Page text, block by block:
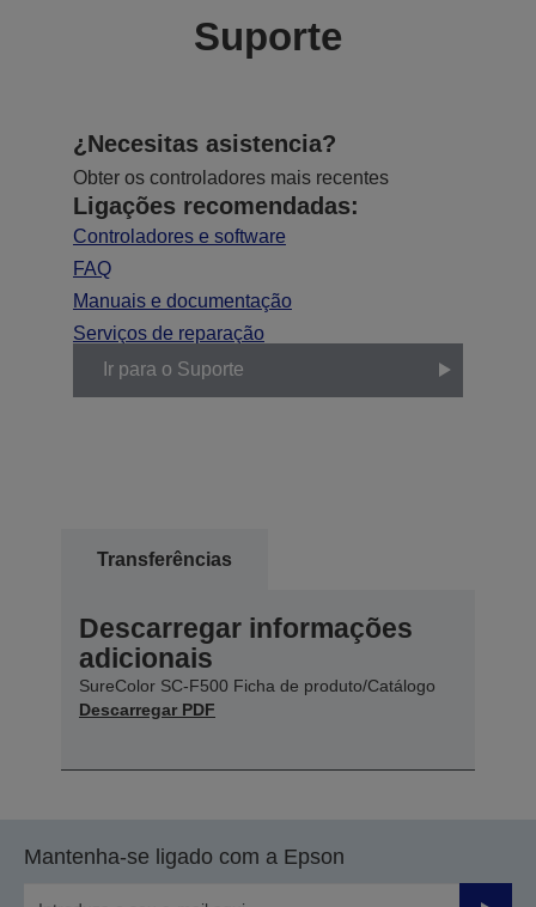
Suporte
¿Necesitas asistencia?
Obter os controladores mais recentes
Ligações recomendadas:
Controladores e software
FAQ
Manuais e documentação
Serviços de reparação
Ir para o Suporte
Transferências
Descarregar informações
adicionais
SureColor SC-F500 Ficha de produto/Catálogo
Descarregar PDF
Mantenha-se ligado com a Epson